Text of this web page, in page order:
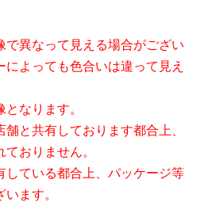
で異なって見える場合がござい
によっても色合いは違って見え
なります。
舗と共有しております都合上、
おりません。
ている都合上、パッケージ等
ます。